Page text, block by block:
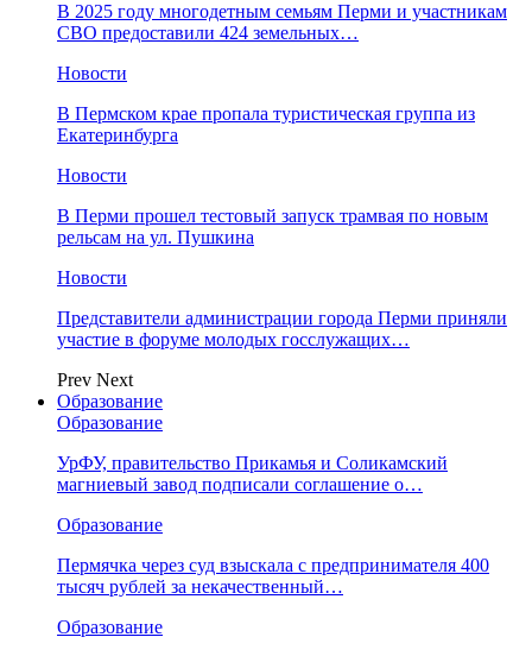
В 2025 году многодетным семьям Перми и участникам
СВО предоставили 424 земельных…
Новости
​В Пермском крае пропала туристическая группа из
Екатеринбурга
Новости
В Перми прошел тестовый запуск трамвая по новым
рельсам на ул. Пушкина
Новости
Представители администрации города Перми приняли
участие в форуме молодых госслужащих…
Prev Next
Образование
Образование
УрФУ, правительство Прикамья и Соликамский
магниевый завод подписали соглашение о…
Образование
Пермячка через суд взыскала с предпринимателя 400
тысяч рублей за некачественный…
Образование